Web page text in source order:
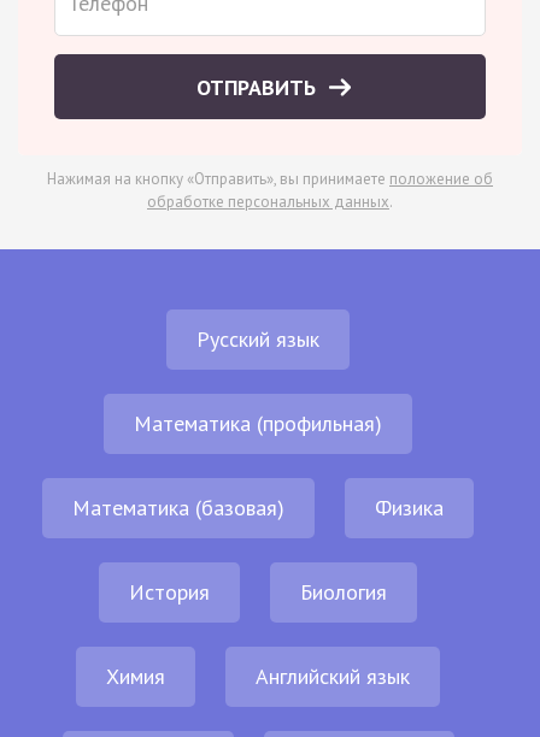
ОТПРАВИТЬ
Нажимая на кнопку «Отправить», вы принимаете положение об
обработке персональных данных.
Русский язык
Математика (профильная)
Математика (базовая) Физика
История Биология
Химия Английский язык